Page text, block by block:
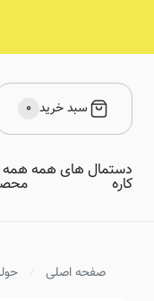
سبد خرید ۰
دستمال های همه
کاره
همه
صفحه اصلی